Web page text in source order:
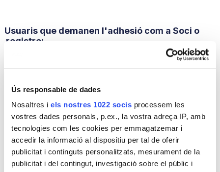
Ús responsable de dades
Nosaltres i els nostres 1022 socis processem les
vostres dades personals, p.ex., la vostra adreça IP, amb
tecnologies com les cookies per emmagatzemar i
accedir la informació al dispositiu per tal de oferir
publicitat i continguts personalitzats, mesurament de la
publicitat i del contingut, investigació sobre el públic i
Usuaris que demanen l'adhesió com a Soci o
registre:
(1) Gestió derivada de la condició de soci
(3) Tramesa d'informació relacionada amb la seva
condició de Soci
El tractament de les seves dades per a aquestes
finalitats (1, 2 i 3) està legitimat per ser necessari
per a l'execució de la prestació de serveis als
socis, per al compliment d'una obligació legal
(arts. 6 b) i c) RGPD) i per ser el tractament